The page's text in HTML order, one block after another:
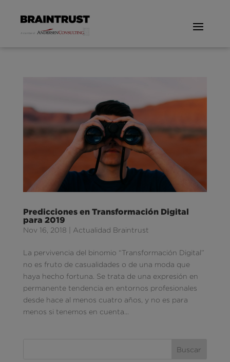
Predicciones en Transformación Digital
para 2019
Nov 16, 2018 Actualidad Braintrust
La pervivencia del binomio “Transformación Digital”
no es fruto de casualidades o de una moda que
haya hecho fortuna. Se trata de una expresión en
permanente tendencia en entornos profesionales
desde hace al menos cuatro años, y no es para
menos si tenemos en cuenta...